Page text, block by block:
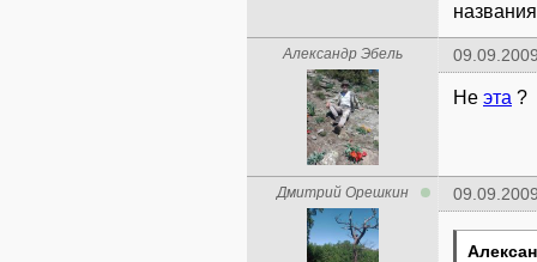
Александр Эбель
Не эта ?
Дмитрий Орешкин